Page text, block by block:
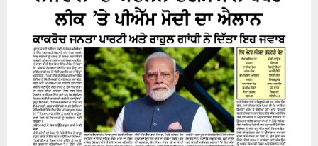
24 July 2026